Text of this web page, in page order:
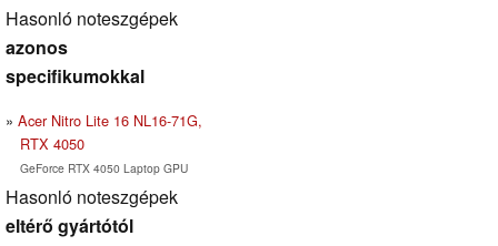
Hasonló noteszgépek
azonos
specifikumokkal
Acer Nitro Lite 16 NL16-71G,
RTX 4050
GeForce RTX 4050 Laptop GPU
Hasonló noteszgépek
eltérő gyártótól